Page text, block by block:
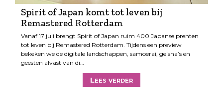
Spirit of Japan komt tot leven bij
Remastered Rotterdam
Vanaf 17 juli brengt Spirit of Japan ruim 400 Japanse prenten
tot leven bij Remastered Rotterdam. Tijdens een preview
bekeken we de digitale landschappen, samoerai, geisha’s en
geesten alvast van di…
Lees verder